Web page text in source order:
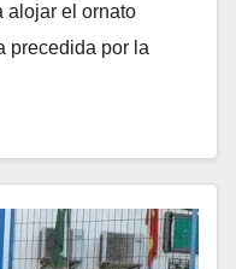
alojar el ornato
precedida por la